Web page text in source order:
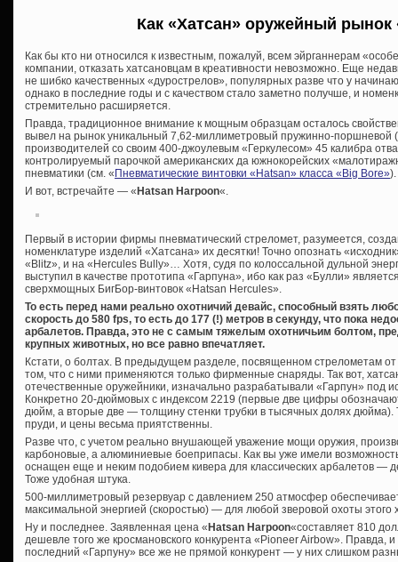
Как «Хатсан» оружейный рынок
Как бы кто ни относился к известным, пожалуй, всем эйрганнерам
компании, отказать хатсановцам в креативности невозможно. Еще
не шибко качественных «дурострелов», популярных разве что у
однако в последние годы и с качеством стало заметно получше, и
стремительно расширяется.
Правда, традиционное внимание к мощным образцам осталось
вывел на рынок уникальный 7,62-миллиметровый пружинно-поршневой
производителей со своим 400-джоулевым «Геркулесом» 45 калибра
контролируемый парочкой американских да южнокорейских
пневматики (см. «Пневматические винтовки «Hatsan» класса «Big Bore»).
И вот, встречайте — «Hatsan Harpoon«.
Первый в истории фирмы пневматический стреломет, разумеется,
номенклатуре изделий «Хатсана» их десятки! Точно опознать
«Blitz», и на «Hercules Bully»… Хотя, судя по колоссальной дульной
выступил в качестве прототипа «Гарпуна», ибо как раз «Булли»
сверхмощных БигБор-винтовок «Hatsan Hercules».
То есть перед нами реально охотничий девайс, способный взять
скорость до 580 fps, то есть до 177 (!) метров в секунду, что пока
арбалетов. Правда, это не с самым тяжелым охотничьим болтом,
крупных животных, но все равно впечатляет.
Кстати, о болтах. В предыдущем разделе, посвященном стрелометам от
том, что с ними применяются только фирменные снаряды. Так вот,
отечественные оружейники, изначально разрабатывали «Гарпун» под
Конкретно 20-дюймовых с индексом 2219 (первые две цифры
дюйм, а вторые две — толщину стенки трубки в тысячных долях дюйма).
пруди, и цены весьма приятственны.
Разве что, с учетом реально внушающей уважение мощи оружия,
карбоновые, а алюминиевые боеприпасы. Как вы уже имели
оснащен еще и неким подобием кивера для классических арбалетов —
Тоже удобная штука.
500-миллиметровый резервуар с давлением 250 атмосфер
максимальной энергией (скоростью) — для любой зверовой охоты этого
Ну и последнее. Заявленная цена «Hatsan Harpoon«составляет 810
дешевле того же кросмановского конкурента «Pioneer Airbow». Правда,
последний «Гарпуну» все же не прямой конкурент — у них слишком